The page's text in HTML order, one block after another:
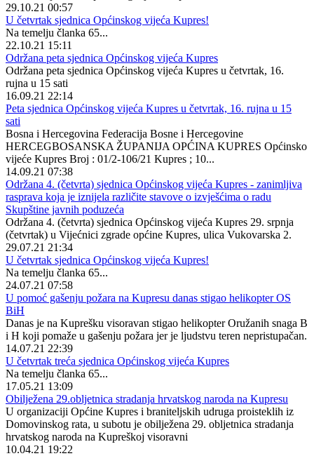
29.10.21 00:57
U četvrtak sjednica Općinskog vijeća Kupres!
Na temelju članka 65...
22.10.21 15:11
Održana peta sjednica Općinskog vijeća Kupres
Održana peta sjednica Općinskog vijeća Kupres u četvrtak, 16.
rujna u 15 sati
16.09.21 22:14
Peta sjednica Općinskog vijeća Kupres u četvrtak, 16. rujna u 15
sati
Bosna i Hercegovina Federacija Bosne i Hercegovine
HERCEGBOSANSKA ŽUPANIJA OPĆINA KUPRES Općinsko
vijeće Kupres Broj : 01/2-106/21 Kupres ; 10...
14.09.21 07:38
Održana 4. (četvrta) sjednica Općinskog vijeća Kupres - zanimljiva
rasprava koja je iznijela različite stavove o izvješćima o radu
Skupštine javnih poduzeća
Održana 4. (četvrta) sjednica Općinskog vijeća Kupres 29. srpnja
(četvrtak) u Vijećnici zgrade općine Kupres, ulica Vukovarska 2.
29.07.21 21:34
U četvrtak sjednica Općinskog vijeća Kupres!
Na temelju članka 65...
24.07.21 07:58
U pomoć gašenju požara na Kupresu danas stigao helikopter OS
BiH
Danas je na Kuprešku visoravan stigao helikopter Oružanih snaga B
i H koji pomaže u gašenju požara jer je ljudstvu teren nepristupačan.
14.07.21 22:39
U četvrtak treća sjednica Općinskog vijeća Kupres
Na temelju članka 65...
17.05.21 13:09
Obilježena 29.obljetnica stradanja hrvatskog naroda na Kupresu
U organizaciji Općine Kupres i braniteljskih udruga proisteklih iz
Domovinskog rata, u subotu je obilježena 29. obljetnica stradanja
hrvatskog naroda na Kupreškoj visoravni
10.04.21 19:22